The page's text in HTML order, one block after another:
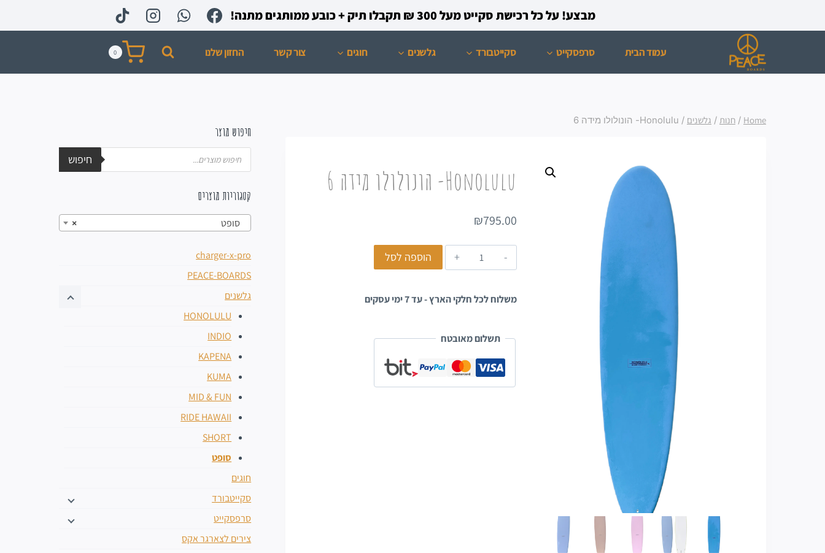
מבצע! על כל רכישת סקייט מעל 300 ₪ תקבלו תיק + כובע ממותגים מתנה!
עמוד הבית סרפסקייט סקייטבורד גלשנים חוגים צור קשר החזון שלנו 0
Home
/ חנות / גלשנים / Honolulu- הונולולו מידה 6
Honolulu- הונולולו מידה 6
₪795.00
הוספה לסל
משלוח לכל חלקי הארץ - עד 7 ימי עסקים
תשלום מאובטח
חיפוש מוצר
חיפוש
קטגוריות מוצרים
× סופט
charger-x-pro
PEACE-BOARDS
גלשנים
HONOLULU
INDIO
KAPENA
KUMA
MID & FUN
RIDE HAWAII
SHORT
סופט
חוגים
סקייטבורד
סרפסקייט
צירים לצארגר אקס